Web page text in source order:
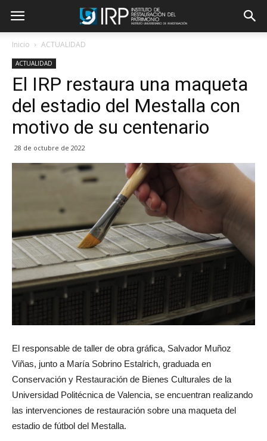
Inicio ACTUALIDAD
ACTUALIDAD
El IRP restaura una maqueta
del estadio del Mestalla con
motivo de su centenario
28 de octubre de 2022
El responsable de taller de obra gráfica, Salvador Muñoz
Viñas, junto a María Sobrino Estalrich, graduada en
Conservación y Restauración de Bienes Culturales de la
Universidad Politécnica de Valencia, se encuentran realizando
las intervenciones de restauración sobre una maqueta del
estadio de fútbol del Mestalla.